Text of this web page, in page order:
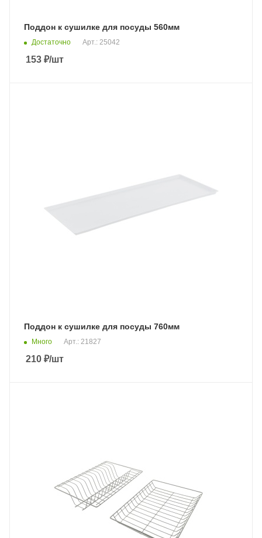
Поддон к сушилке для посуды 560мм
Достаточно Арт.: 25042
153 ₽/шт
Поддон к сушилке для посуды 760мм
Много Арт.: 21827
210 ₽/шт